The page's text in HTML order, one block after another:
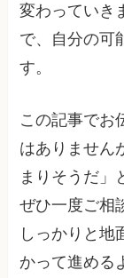
変わっていき
で、自分の可
す。
この記事でお
はありません
まりそうだ」
ぜひ一度ご相
しっかりと地
かって進める